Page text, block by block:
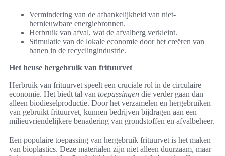
Vermindering van de afhankelijkheid van niet-
hernieuwbare energiebronnen.
Herbruik van afval, wat de afvalberg verkleint.
Stimulatie van de lokale economie door het creëren van
banen in de recyclingindustrie.
Het heuse hergebruik van frituurvet
Herbruik van frituurvet speelt een cruciale rol in de circulaire
economie. Het biedt tal van toepassingen die verder gaan dan
alleen biodieselproductie. Door het verzamelen en hergebruiken
van gebruikt frituurvet, kunnen bedrijven bijdragen aan een
milieuvriendelijkere benadering van grondstoffen en afvalbeheer.
Een populaire toepassing van hergebruik frituurvet is het maken
van bioplastics. Deze materialen zijn niet alleen duurzaam, maar